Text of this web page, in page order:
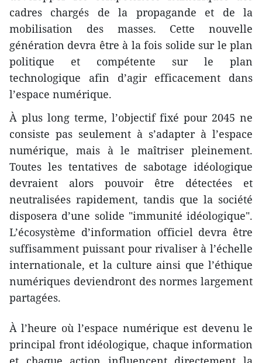
cadres chargés de la propagande et de la
mobilisation des masses. Cette nouvelle
génération devra être à la fois solide sur le plan
politique et compétente sur le plan
technologique afin d’agir efficacement dans
l’espace numérique.
À plus long terme, l’objectif fixé pour 2045 ne
consiste pas seulement à s’adapter à l’espace
numérique, mais à le maîtriser pleinement.
Toutes les tentatives de sabotage idéologique
devraient alors pouvoir être détectées et
neutralisées rapidement, tandis que la société
disposera d’une solide "immunité idéologique".
L’écosystème d’information officiel devra être
suffisamment puissant pour rivaliser à l’échelle
internationale, et la culture ainsi que l’éthique
numériques deviendront des normes largement
partagées.
À l’heure où l’espace numérique est devenu le
principal front idéologique, chaque information